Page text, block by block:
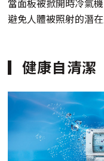
當面板被掀開時冷氣
避免人體被照射的潛在
健康自清潔